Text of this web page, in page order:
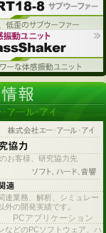
お客様、研究協力先
連業務、解析、シミュレー
外の開発実績です。
PCアプリケーション
などのPCソフトウェア、ハ